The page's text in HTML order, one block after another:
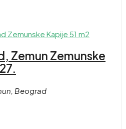
Zemun Zemunske
Beograd